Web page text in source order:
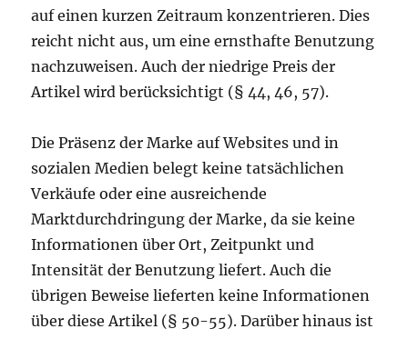
auf einen kurzen Zeitraum konzentrieren. Dies
reicht nicht aus, um eine ernsthafte Benutzung
nachzuweisen. Auch der niedrige Preis der
Artikel wird berücksichtigt (§ 44, 46, 57).
Die Präsenz der Marke auf Websites und in
sozialen Medien belegt keine tatsächlichen
Verkäufe oder eine ausreichende
Marktdurchdringung der Marke, da sie keine
Informationen über Ort, Zeitpunkt und
Intensität der Benutzung liefert. Auch die
übrigen Beweise lieferten keine Informationen
über diese Artikel (§ 50-55). Darüber hinaus ist